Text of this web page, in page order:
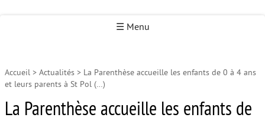
☰ Menu
Accueil
Accueil > Actualités > La Parenthèse accueille les enfants de 0 à 4 ans
et leurs parents à St Pol (…)
La Parenthèse accueille les enfants de